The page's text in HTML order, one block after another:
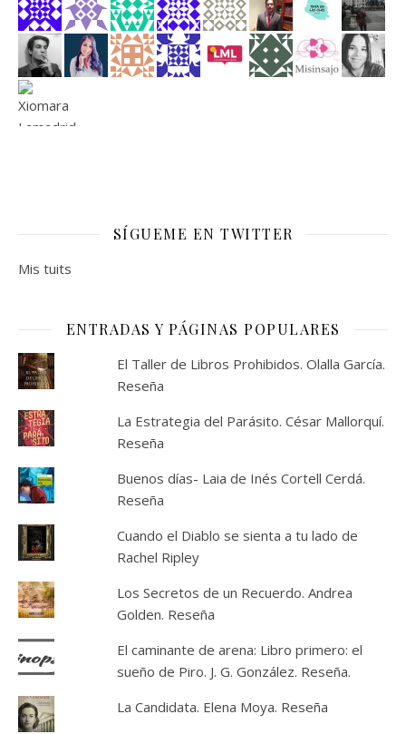
SÍGUEME EN TWITTER
Mis tuits
ENTRADAS Y PÁGINAS POPULARES
El Taller de Libros Prohibidos. Olalla García.
Reseña
La Estrategia del Parásito. César Mallorquí.
Reseña
Buenos días- Laia de Inés Cortell Cerdá.
Reseña
Cuando el Diablo se sienta a tu lado de
Rachel Ripley
Los Secretos de un Recuerdo. Andrea
Golden. Reseña
El caminante de arena: Libro primero: el
sueño de Piro. J. G. González. Reseña.
La Candidata. Elena Moya. Reseña